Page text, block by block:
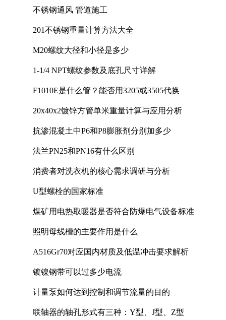
不锈钢通风 管道施工
201不锈钢重量计算方法大全
M20螺纹大径和小径是多少
1-1/4 NPT螺纹参数及底孔尺寸详解
F1010E是什么管？能否用3205或3505代换
20x40x2镀锌方管单米重量计算与应用分析
抗渗混凝土中P6和P8膨胀剂分别加多少
法兰PN25和PN16有什么区别
消费者对洗衣机的核心需求调研与分析
U型螺栓的国家标准
煤矿用电热取暖器是否符合防爆电气设备标准
照明母线槽的主要作用是什么
A516Gr70对应国内材质及低温冲击要求解析
镀镍钢带可以过多少电流
计量泵如何达到控制和调节流量的目的
联轴器的轴孔形式有三种：Y型、J型、Z型